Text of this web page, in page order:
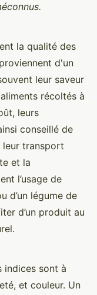
la qualité des
d'un
leur saveur
récoltés à
leurs
conseillé de
leur transport
et la
l’usage de
d’un légume de
d’un produit au
indices sont à
et couleur. Un